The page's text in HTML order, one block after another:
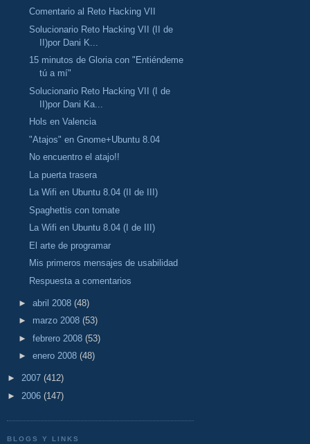
Comentario al Reto Hacking VII
Solucionario Reto Hacking VII (II de
II)por Dani K...
15 minutos de Gloria con "Entiéndeme
tú a mí"
Solucionario Reto Hacking VII (I de
II)por Dani Ka...
Hols en Valencia
"Atajos" en Gnome+Ubuntu 8.04
No encuentro el atajo!!
La puerta trasera
La Wifi en Ubuntu 8.04 (II de III)
Spaghettis con tomate
La Wifi en Ubuntu 8.04 (I de III)
El arte de programar
Mis primeros mensajes de usabilidad
Respuesta a comentarios
► abril 2008 (48)
► marzo 2008 (53)
► febrero 2008 (53)
► enero 2008 (48)
► 2007 (412)
► 2006 (147)
BLOGS Y LINKS